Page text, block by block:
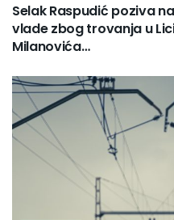
Selak Raspudić poziva
vlade zbog trovanja u
Milanovića…